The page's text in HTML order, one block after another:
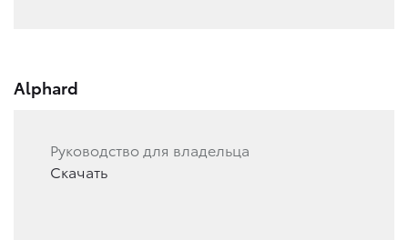
Alphard
Руководство для владельца
Скачать